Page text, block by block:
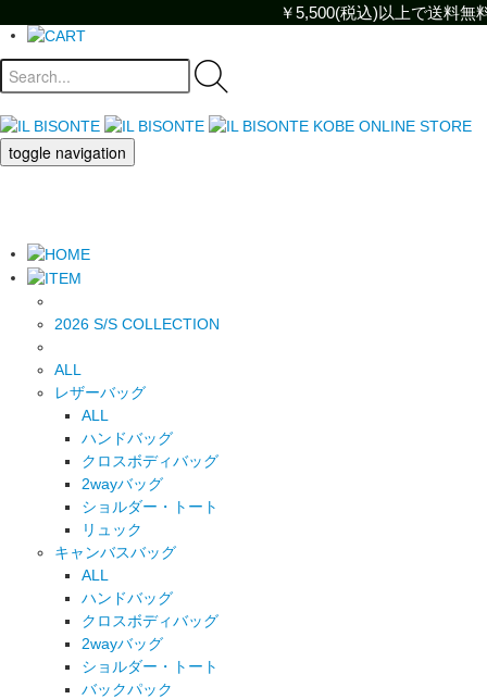
￥5,500(税込)以上で送料
toggle navigation
2026 S/S COLLECTION
ALL
レザーバッグ
ALL
ハンドバッグ
クロスボディバッグ
2wayバッグ
ショルダー・トート
リュック
キャンバスバッグ
ALL
ハンドバッグ
クロスボディバッグ
2wayバッグ
ショルダー・トート
バックパック
￥5,500(税込)以上で送料無